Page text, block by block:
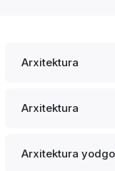
Arxitektura
Arxitektura
Arxitektura